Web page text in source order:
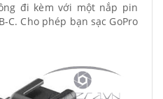
đi kèm với một nắp pin
C. Cho phép bạn sạc GoPro